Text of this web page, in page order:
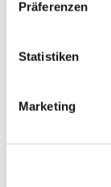
Präferenzen
Statistiken
Marketing